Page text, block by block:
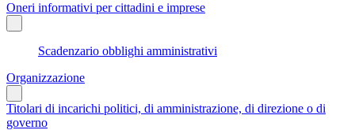
Oneri informativi per cittadini e imprese
Scadenzario obblighi amministrativi
Organizzazione
Titolari di incarichi politici, di amministrazione, di direzione o di
governo